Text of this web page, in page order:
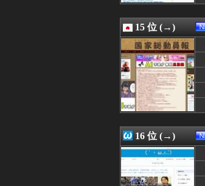
08/08 14:18
08/08 14:12
15 位 (→)
16 位 (→)